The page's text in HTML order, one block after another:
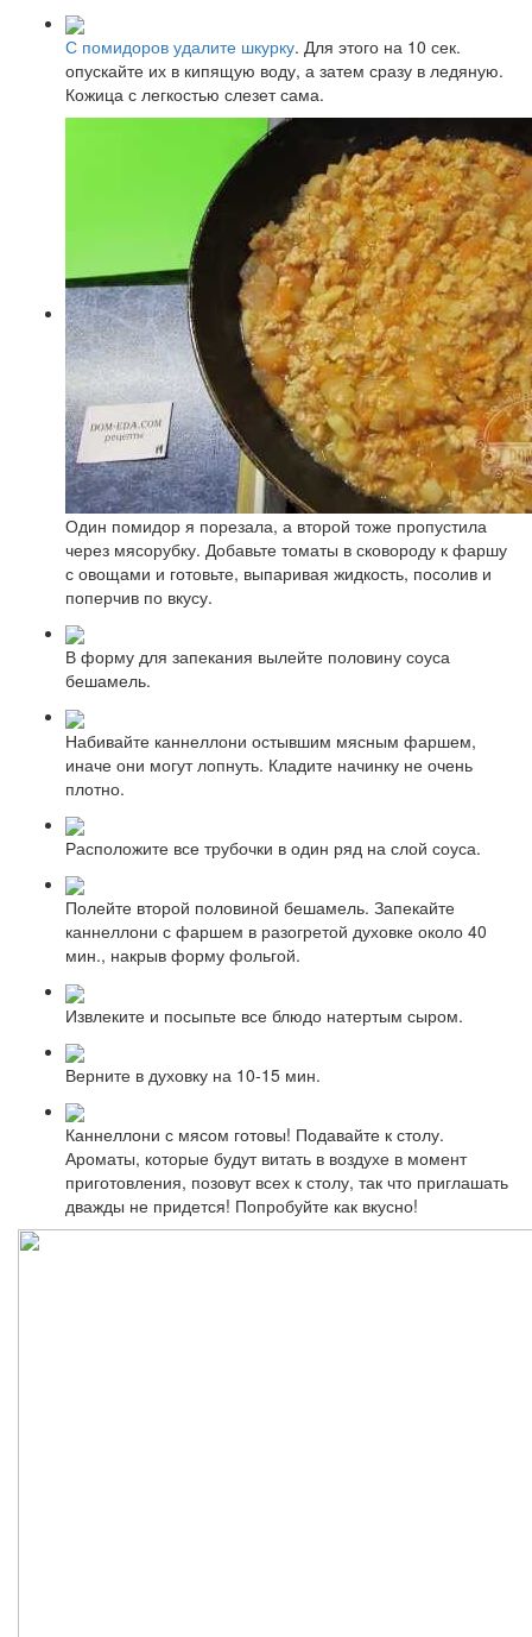
С помидоров удалите шкурку. Для этого на 10 сек.
опускайте их в кипящую воду, а затем сразу в ледяную.
Кожица с легкостью слезет сама.
Один помидор я порезала, а второй тоже пропустила
через мясорубку. Добавьте томаты в сковороду к фаршу
с овощами и готовьте, выпаривая жидкость, посолив и
поперчив по вкусу.
В форму для запекания вылейте половину соуса
бешамель.
Набивайте каннеллони остывшим мясным фаршем,
иначе они могут лопнуть. Кладите начинку не очень
плотно.
Расположите все трубочки в один ряд на слой соуса.
Полейте второй половиной бешамель. Запекайте
каннеллони с фаршем в разогретой духовке около 40
мин., накрыв форму фольгой.
Извлеките и посыпьте все блюдо натертым сыром.
Верните в духовку на 10-15 мин.
Каннеллони с мясом готовы! Подавайте к столу.
Ароматы, которые будут витать в воздухе в момент
приготовления, позовут всех к столу, так что приглашать
дважды не придется! Попробуйте как вкусно!